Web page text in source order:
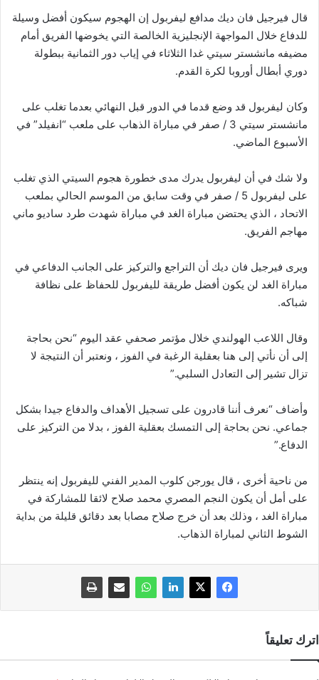
قال فيرجيل فان ديك مدافع ليفربول إن الهجوم سيكون أفضل وسيلة
للدفاع خلال المواجهة الإنجليزية الخالصة التي يخوضها الفريق أمام
مضيفه مانشستر سيتي غدا الثلاثاء في إياب دور الثمانية ببطولة
دوري أبطال أوروبا لكرة القدم.
وكان ليفربول قد وضع قدما في الدور قبل النهائي بعدما تغلب على
مانشستر سيتي 3 / صفر في مباراة الذهاب على ملعب “انفيلد” في
الأسبوع الماضي.
ولا شك في أن ليفربول يدرك مدى خطورة هجوم السيتي الذي تغلب
على ليفربول 5 / صفر في وقت سابق من الموسم الحالي بملعب
الاتحاد ، الذي يحتضن مباراة الغد في مباراة شهدت طرد ساديو ماني
مهاجم الفريق.
ويرى فيرجيل فان ديك أن التراجع والتركيز على الجانب الدفاعي في
مباراة الغد لن يكون أفضل طريقة لليفربول للحفاظ على نظافة
شباكه.
وقال اللاعب الهولندي خلال مؤتمر صحفي عقد اليوم “نحن بحاجة
إلى أن نأتي إلى هنا بعقلية الرغبة في الفوز ، ونعتبر أن النتيجة لا
تزال تشير إلى التعادل السلبي.”
وأضاف “نعرف أننا قادرون على تسجيل الأهداف والدفاع جيدا بشكل
جماعي. نحن بحاجة إلى التمسك بعقلية الفوز ، بدلا من التركيز على
الدفاع.”
من ناحية أخرى ، قال يورجن كلوب المدير الفني لليفربول إنه ينتظر
على أمل أن يكون النجم المصري محمد صلاح لائقا للمشاركة في
مباراة الغد ، وذلك بعد أن خرج صلاح مصابا بعد دقائق قليلة من بداية
الشوط الثاني لمباراة الذهاب.
اترك تعليقاً